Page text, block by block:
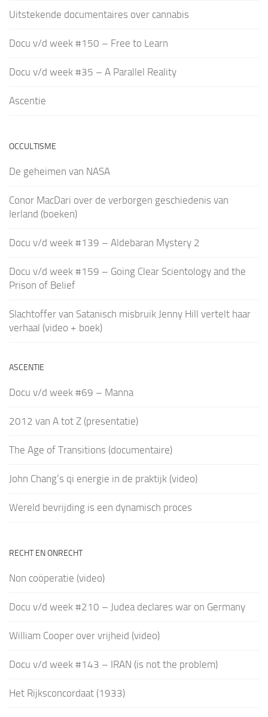
Uitstekende documentaires over cannabis
Docu v/d week #150 – Free to Learn
Docu v/d week #35 – A Parallel Reality
Ascentie
OCCULTISME
De geheimen van NASA
Conor MacDari over de verborgen geschiedenis van
Ierland (boeken)
Docu v/d week #139 – Aldebaran Mystery 2
Docu v/d week #159 – Going Clear Scientology and the
Prison of Belief
Slachtoffer van Satanisch misbruik Jenny Hill vertelt haar
verhaal (video + boek)
ASCENTIE
Docu v/d week #69 – Manna
2012 van A tot Z (presentatie)
The Age of Transitions (documentaire)
John Chang’s qi energie in de praktijk (video)
Wereld bevrijding is een dynamisch proces
RECHT EN ONRECHT
Non coöperatie (video)
Docu v/d week #210 – Judea declares war on Germany
William Cooper over vrijheid (video)
Docu v/d week #143 – IRAN (is not the problem)
Het Rijksconcordaat (1933)